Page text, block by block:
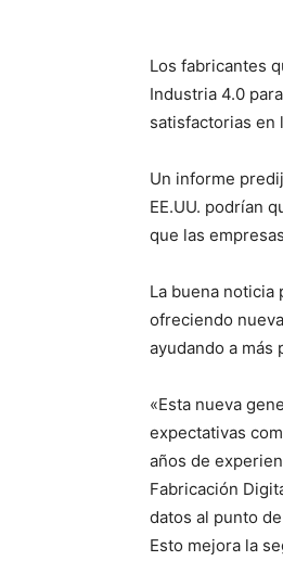
Los fabricantes
Industria 4.0
satisfactorias en
Un informe
EE.UU. podrían
que las
La buena noticia
ofreciendo
ayudando a más
«Esta nueva
expectativas
años de
Fabricación
datos al punto
Esto mejora la